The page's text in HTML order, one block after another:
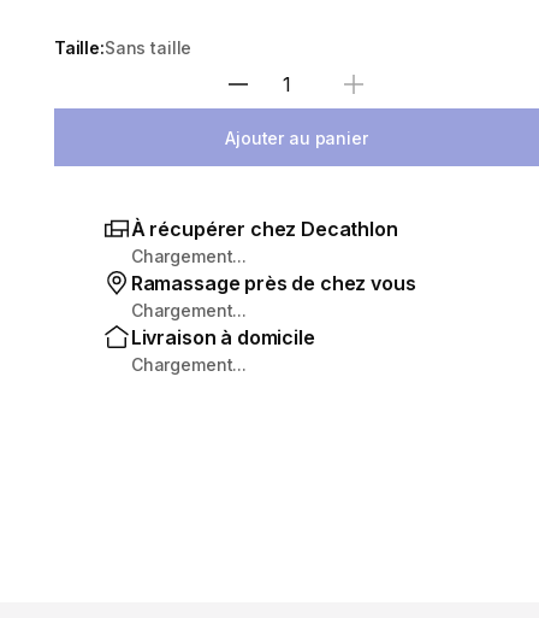
Taille:Sans taille
Sélectionnez la quantité
Ajouter au panier
À récupérer chez Decathlon
Chargement...
Ramassage près de chez vous
Chargement...
Livraison à domicile
Chargement...